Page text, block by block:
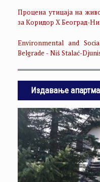
Процена утицаја на
за Коридор Х Београд-
Environmental and
Belgrade - Niš Stalać-
Издавање